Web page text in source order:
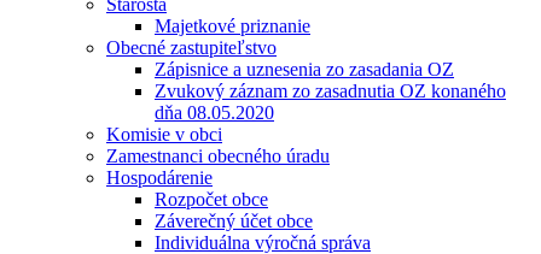
Starosta
Majetkové priznanie
Obecné zastupiteľstvo
Zápisnice a uznesenia zo zasadania OZ
Zvukový záznam zo zasadnutia OZ konaného
dňa 08.05.2020
Komisie v obci
Zamestnanci obecného úradu
Hospodárenie
Rozpočet obce
Záverečný účet obce
Individuálna výročná správa